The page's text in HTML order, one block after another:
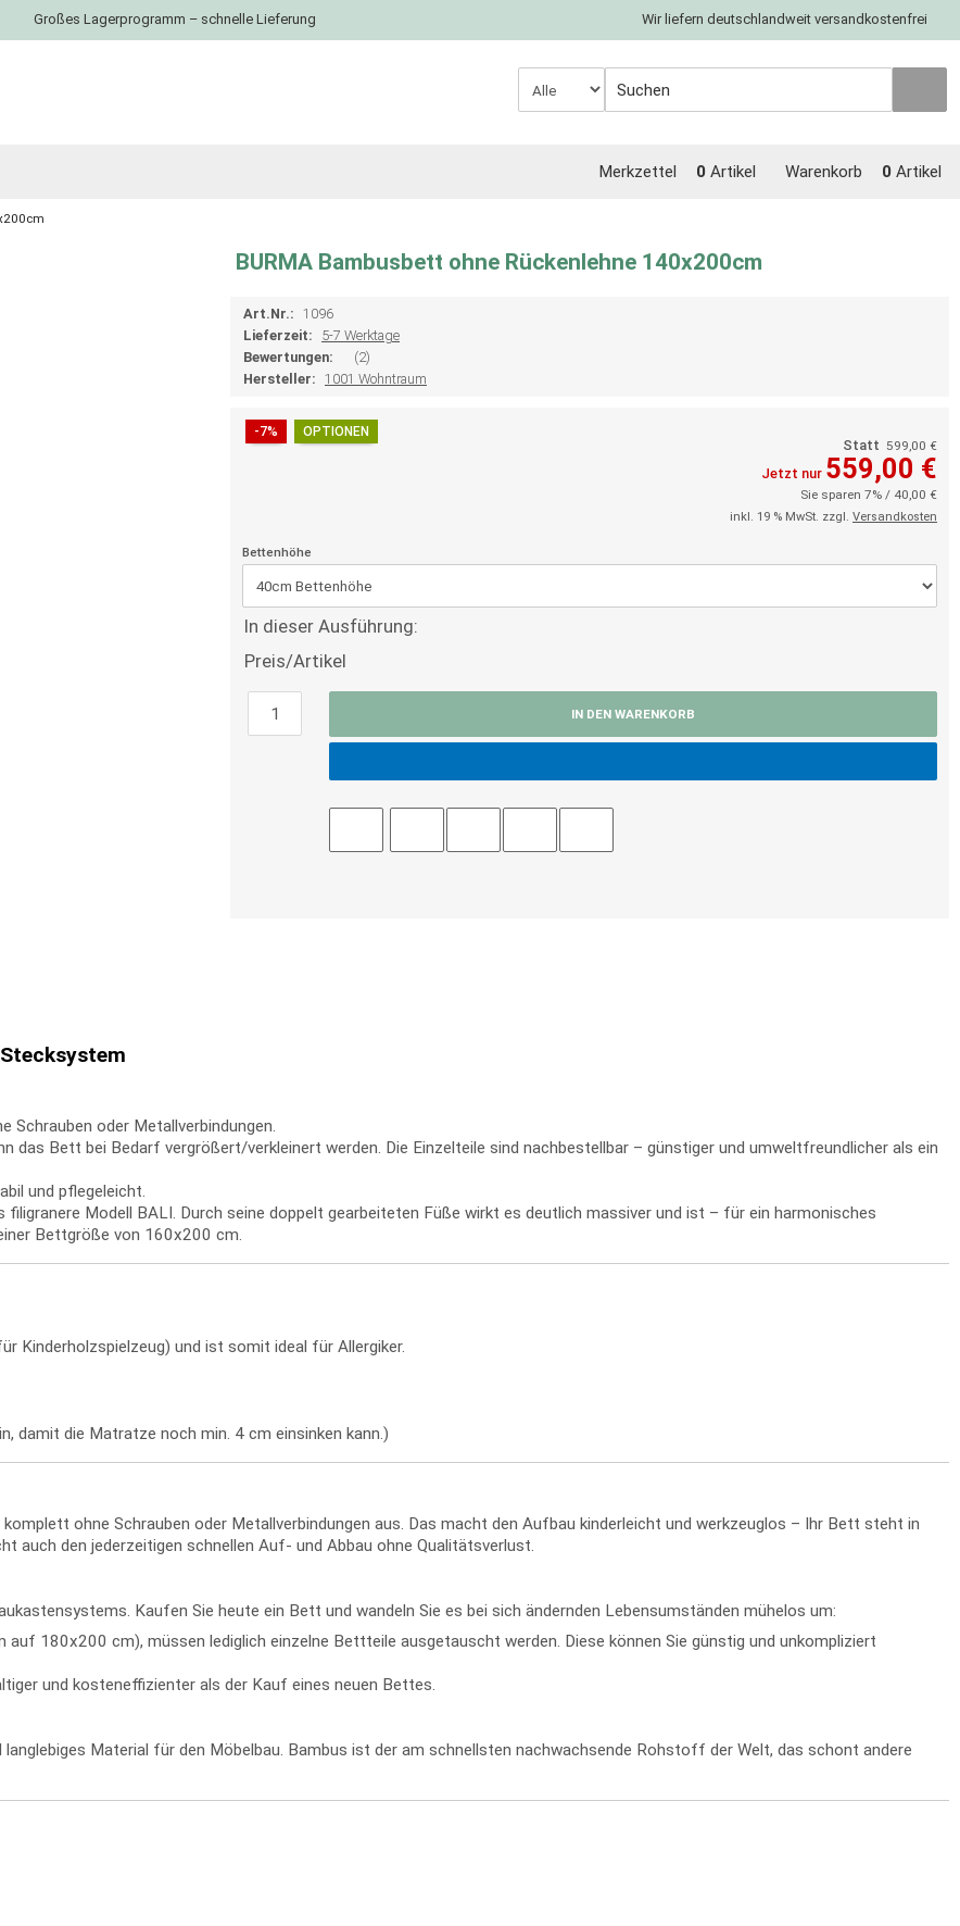
Großes Lagerprogramm – schnelle Lieferung Wir liefern deutschlandweit versandkostenfrei
Warenkorb 0 Artikel
Merkzettel 0 Artikel
BURMA Bambusbett ohne Rückenlehne 140x200cm
Art.Nr.: 1096
Lieferzeit:
5-7 Werktage
Bewertungen:
(2)
Hersteller: 1001 Wohntraum
-7% OPTIONEN
Statt 599,00 €
Jetzt nur 559,00 €
Sie sparen 7% / 40,00 €
inkl. 19 % MwSt. zzgl. Versandkosten
Bettenhöhe
In dieser Ausführung:
Preis/Artikel
IN DEN WARENKORB
Schrauben oder Metallverbindungen.
das Bett bei Bedarf vergrößert/verkleinert werden. Die Einzelteile sind nachbestellbar – günstiger und umweltfreundlicher als ein
und pflegeleicht.
filigranere Modell BALI. Durch seine doppelt gearbeiteten Füße wirkt es deutlich massiver und ist – für ein harmonisches
Bettgröße von 160x200 cm.
Kinderholzspielzeug) und ist somit ideal für Allergiker.
damit die Matratze noch min. 4 cm einsinken kann.)
ohne Schrauben oder Metallverbindungen aus. Das macht den Aufbau kinderleicht und werkzeuglos – Ihr Bett steht in
auch den jederzeitigen schnellen Auf- und Abbau ohne Qualitätsverlust.
Kaufen Sie heute ein Bett und wandeln Sie es bei sich ändernden Lebensumständen mühelos um:
auf 180x200 cm), müssen lediglich einzelne Bettteile ausgetauscht werden. Diese können Sie günstig und unkompliziert
und kosteneffizienter als der Kauf eines neuen Bettes.
Material für den Möbelbau. Bambus ist der am schnellsten nachwachsende Rohstoff der Welt, das schont andere